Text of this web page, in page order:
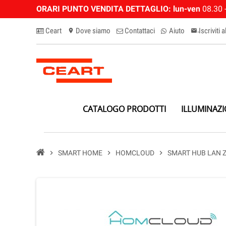
ORARI PUNTO VENDITA DETTAGLIO: lun-ven 08.30
Ceart location_on Dove siamo Contattaci Aiuto email-
Iscriviti
CATALOGO PRODOTTI
chevron_right SMART HOME chevron_right HOMCLOUD chevron_right SMART HUB LAN